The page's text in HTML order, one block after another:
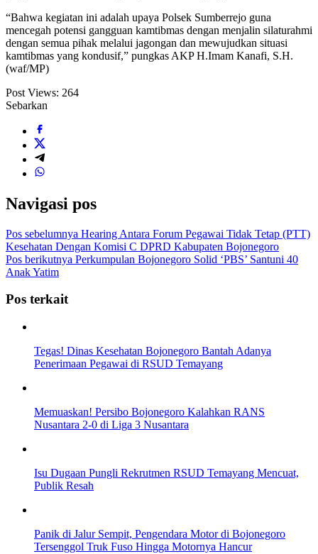
“Bahwa kegiatan ini adalah upaya Polsek Sumberrejo guna
mencegah potensi gangguan kamtibmas dengan menjalin silaturahmi
dengan semua pihak melalui jagongan dan mewujudkan situasi
kamtibmas yang kondusif,” pungkas AKP H.Imam Kanafi, S.H.
(waf/MP)
Post Views: 264
Sebarkan
Navigasi pos
Pos sebelumnya Hearing Antara Forum Pegawai Tidak Tetap (PTT)
Kesehatan Dengan Komisi C DPRD Kabupaten Bojonegoro
Pos berikutnya Perkumpulan Bojonegoro Solid ‘PBS’ Santuni 40
Anak Yatim
Pos terkait
Tegas! Dinas Kesehatan Bojonegoro Bantah Adanya
Penerimaan Pegawai di RSUD Temayang
Memuaskan! Persibo Bojonegoro Kalahkan RANS
Nusantara 2-0 di Liga 3 Nusantara
Isu Dugaan Pungli Rekrutmen RSUD Temayang Mencuat,
Publik Resah
Panik di Jalur Sempit, Pengendara Motor di Bojonegoro
Tersenggol Truk Fuso Hingga Motornya Hancur